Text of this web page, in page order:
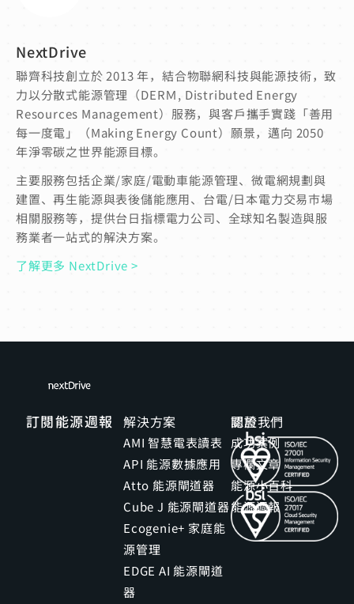
NextDrive
聯齊科技創立於 2013 年，結合物聯網科技與能源技術，致
力以分散式能源管理（DERＭ, Distributed Energy
Resources Management）服務，與客戶攜手實踐「善用
每一度電」（Making Energy Count）願景，邁向 2050
年淨零碳之世界能源目標。
主要服務包括企業/家庭/電動車能源管理、微電網規劃與
建置、再生能源與表後儲能應用、台電/日本電力交易市場
相關服務等，提供台日指標電力公司、全球知名製造與服
務業者一站式的解決方案。
了解更多 NextDrive >
訂閱能源週報 解決方案
AMI 智慧電表讀表
API 能源數據應用
Atto 能源閘道器
Cube J 能源閘道器
Ecogenie+ 家庭能
源管理
EDGE AI 能源閘道
器
關於我們
成功案例
專欄文章
能源小百科
能源週報
認證